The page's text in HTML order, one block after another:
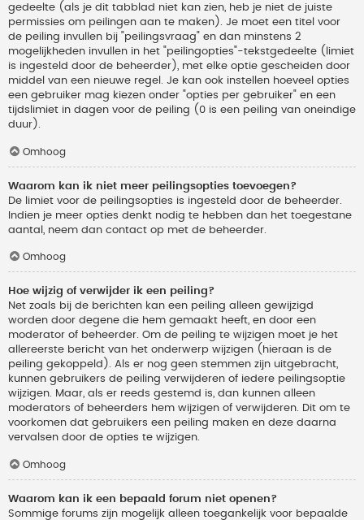
gedeelte (als je dit tabblad niet kan zien, heb je niet de juiste
permissies om peilingen aan te maken). Je moet een titel voor
de peiling invullen bij "peilingsvraag" en dan minstens 2
mogelijkheden invullen in het "peilingopties"-tekstgedeelte (limiet
is ingesteld door de beheerder), met elke optie gescheiden door
middel van een nieuwe regel. Je kan ook instellen hoeveel opties
een gebruiker mag kiezen onder "opties per gebruiker" en een
tijdslimiet in dagen voor de peiling (0 is een peiling van oneindige
duur).
Omhoog
Waarom kan ik niet meer peilingsopties toevoegen?
De limiet voor de peilingsopties is ingesteld door de beheerder.
Indien je meer opties denkt nodig te hebben dan het toegestane
aantal, neem dan contact op met de beheerder.
Omhoog
Hoe wijzig of verwijder ik een peiling?
Net zoals bij de berichten kan een peiling alleen gewijzigd
worden door degene die hem gemaakt heeft, en door een
moderator of beheerder. Om de peiling te wijzigen moet je het
allereerste bericht van het onderwerp wijzigen (hieraan is de
peiling gekoppeld). Als er nog geen stemmen zijn uitgebracht,
kunnen gebruikers de peiling verwijderen of iedere peilingsoptie
wijzigen. Maar, als er reeds gestemd is, dan kunnen alleen
moderators of beheerders hem wijzigen of verwijderen. Dit om te
voorkomen dat gebruikers een peiling maken en deze daarna
vervalsen door de opties te wijzigen.
Omhoog
Waarom kan ik een bepaald forum niet openen?
Sommige forums zijn mogelijk alleen toegankelijk voor bepaalde